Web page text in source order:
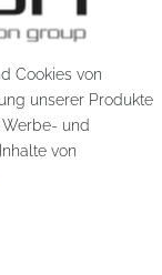
Cookies von
unserer Produkte
und
von